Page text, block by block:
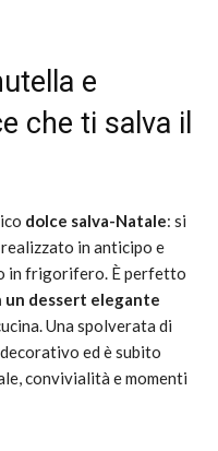
e
che ti salva il
dolce salva-Natale: si
in anticipo e
in frigorifero. È perfetto
dessert elegante
Una spolverata di
ed è subito
convivialità e momenti